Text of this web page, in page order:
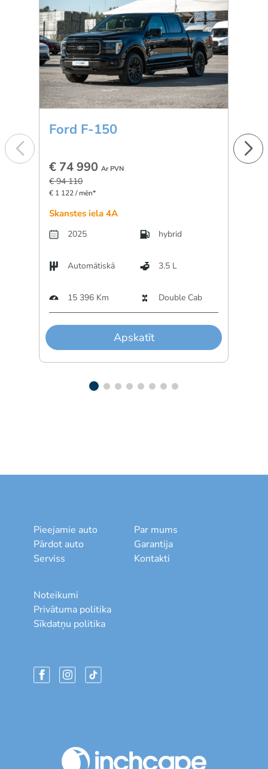
Ford F-150
€ 74 990Ar PVN
€ 94 110
€ 1 122 / mēn*
Skanstes iela 4A
2025 hybrid
Automātiskā 3.5 L
15 396 Km Double Cab
Apskatīt
€
Pieejamie auto
Pārdot auto
Serviss
Par mums
Garantija
Kontakti
Noteikumi
Privātuma politika
Sīkdatņu politika